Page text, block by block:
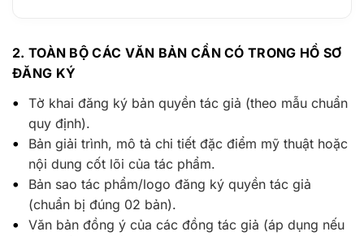
2. TOÀN BỘ CÁC VĂN BẢN CẦN CÓ TRONG HỒ SƠ
ĐĂNG KÝ
Tờ khai đăng ký bản quyền tác giả (theo mẫu chuẩn
quy định).
Bản giải trình, mô tả chi tiết đặc điểm mỹ thuật hoặc
nội dung cốt lõi của tác phẩm.
Bản sao tác phẩm/logo đăng ký quyền tác giả
(chuẩn bị đúng 02 bản).
Văn bản đồng ý của các đồng tác giả (áp dụng nếu